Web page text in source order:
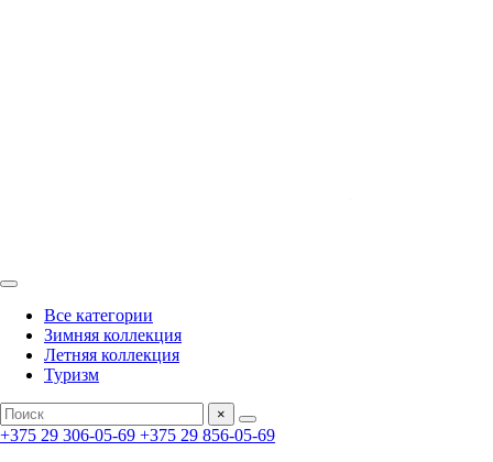
Все категории
Зимняя коллекция
Летняя коллекция
Туризм
×
+375 29 306-05-69 +375 29 856-05-69